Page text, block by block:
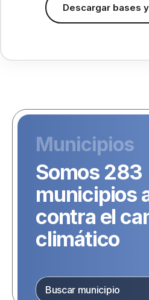
Descargar bases
Municipios
Somos 283
municipios
contra el
climático